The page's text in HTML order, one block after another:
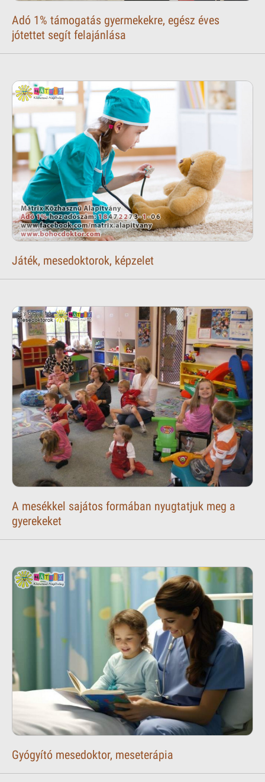
Adó 1% támogatás gyermekekre, egész éves
jótettet segít felajánlása
Játék, mesedoktorok, képzelet
A mesékkel sajátos formában nyugtatjuk meg a
gyerekeket
Gyógyító mesedoktor, meseterápia